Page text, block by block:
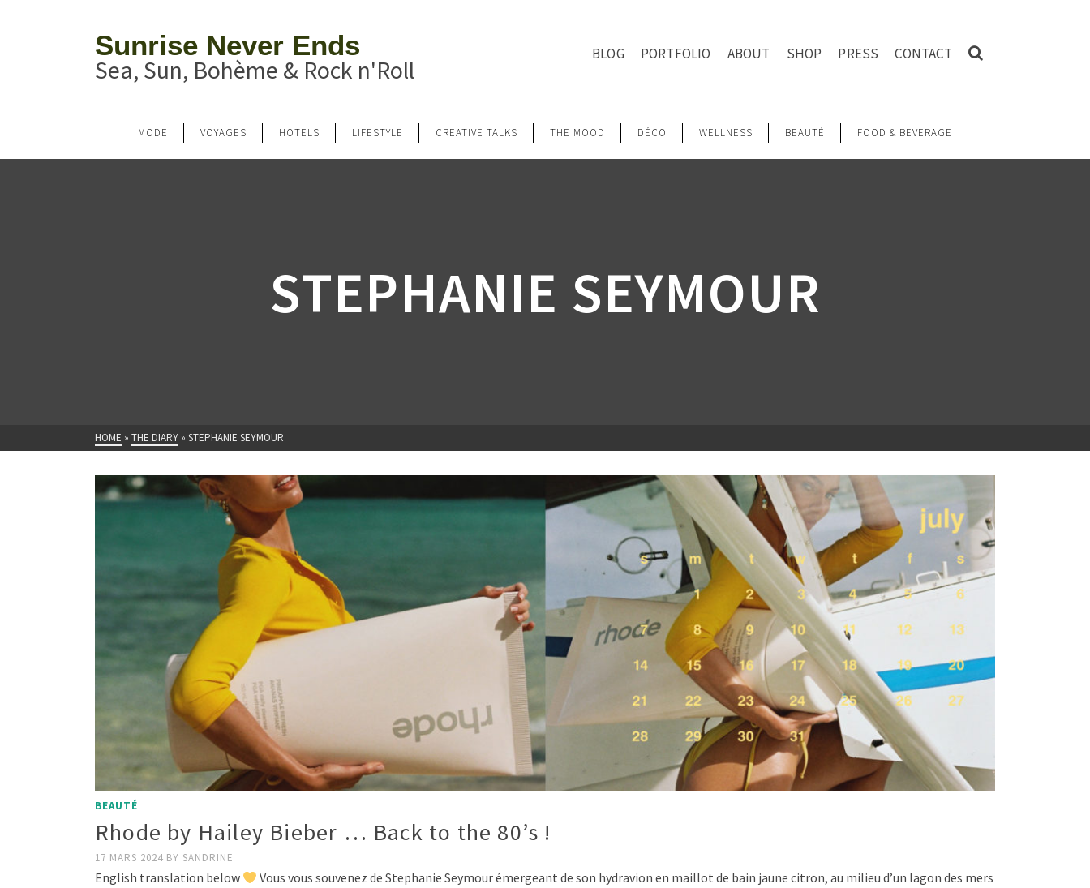
Sunrise Never Ends
Sea, Sun, Bohème & Rock n'Roll
BLOG PORTFOLIO ABOUT SHOP PRESS CONTACT
MODE VOYAGES HOTELS LIFESTYLE CREATIVE TALKS THE MOOD DÉCO WELLNESS BEAUTÉ FOOD & BEVERAGE
STEPHANIE SEYMOUR
HOME » THE DIARY » STEPHANIE SEYMOUR
BEAUTÉ
Rhode by Hailey Bieber … Back to the 80’s !
17 MARS 2024 BY SANDRINE
English translation below
Vous vous souvenez de Stephanie Seymour émergeant de son hydravion en maillot de bain jaune citron, au milieu d’un lagon des mers